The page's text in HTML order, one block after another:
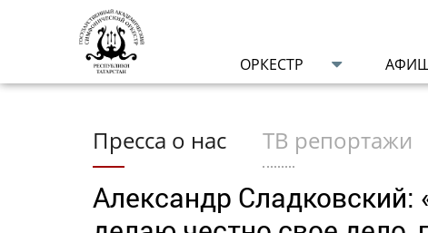
ОРКЕСТР
Пресса о нас ТВ репортажи
Александр Сладковский: